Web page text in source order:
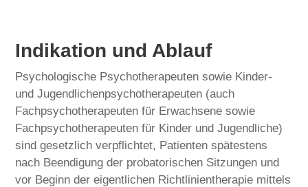
Indikation und Ablauf
Psychologische Psychotherapeuten sowie Kinder-
und Jugendlichenpsychotherapeuten (auch
Fachpsychotherapeuten für Erwachsene sowie
Fachpsychotherapeuten für Kinder und Jugendliche)
sind gesetzlich verpflichtet, Patienten spätestens
nach Beendigung der probatorischen Sitzungen und
vor Beginn der eigentlichen Richtlinientherapie mittels